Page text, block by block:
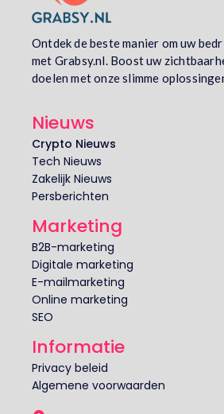
Ontdek de beste manier om uw
met Grabsy.nl. Boost uw
doelen met onze slimme
Nieuws
Crypto Nieuws
Tech Nieuws
Zakelijk Nieuws
Persberichten
Marketing
B2B-marketing
Digitale marketing
E-mailmarketing
Online marketing
SEO
Informatie
Privacy beleid
Algemene voorwaarden